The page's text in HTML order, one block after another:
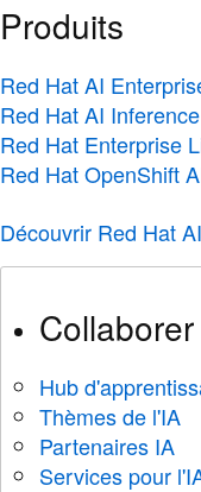
Produits
Red Hat AI
Red Hat AI Inference
Red Hat Enterprise
Red Hat OpenShift
Découvrir Red Hat AI
Hub
Thèmes de l'IA
Partenaires IA
Services pour